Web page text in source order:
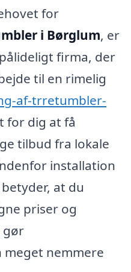
for
i Børglum, er
firma, der
til en rimelig
af-trretumbler-
for dig at få
tilbud fra lokale
installation
at du
priser og
gør
meget nemmere